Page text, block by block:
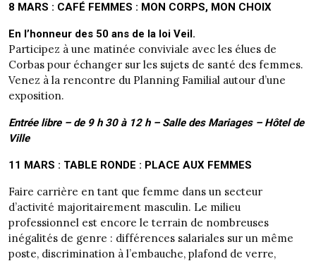
8 MARS : CAFÉ FEMMES : MON CORPS, MON CHOIX
En l’honneur des 50 ans de la loi Veil.
Participez à une matinée conviviale avec les élues de
Corbas pour échanger sur les sujets de santé des femmes.
Venez à la rencontre du Planning Familial autour d’une
exposition.
Entrée libre – de 9 h 30 à 12 h – Salle des Mariages – Hôtel de
Ville
11 MARS : TABLE RONDE : PLACE AUX FEMMES
Faire carrière en tant que femme dans un secteur
d’activité majoritairement masculin. Le milieu
professionnel est encore le terrain de nombreuses
inégalités de genre : différences salariales sur un même
poste, discrimination à l’embauche, plafond de verre,